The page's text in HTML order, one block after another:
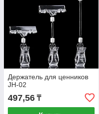
Держатель для ценников
JH-02
497,56 ₸